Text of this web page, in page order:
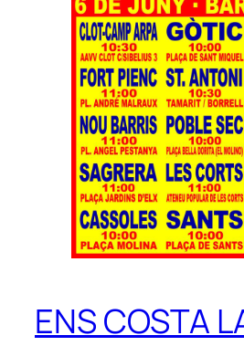
ENS COSTA